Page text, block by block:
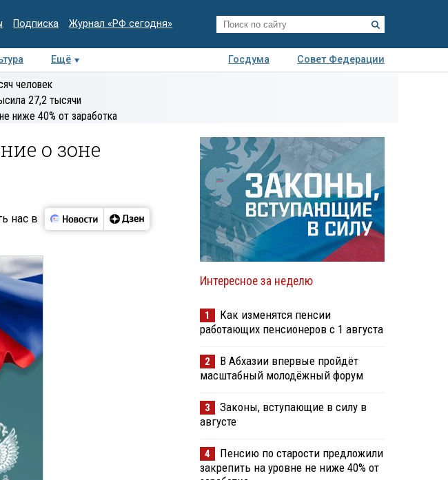
Подписка Журнал «РФ сегодня»
Ещё Госдума
Совет Федерации
Колумнисты
человек
27,2 тысячи
ниже 40% от заработка
о зоне
нас в
Интересное за неделю
1
Как изменятся пенсии
работающих пенсионеров с 1 августа
2
В Абхазии впервые пройдёт
масштабный молодёжный форум
3
Законы, вступающие в силу в
августе
4
Пенсию по старости предложили
закрепить на уровне не ниже 40% от